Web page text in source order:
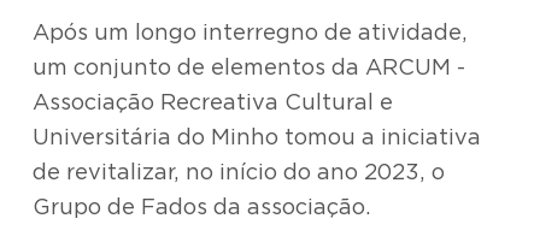
Após um longo interregno de atividade,
um conjunto de elementos da ARCUM -
Associação Recreativa Cultural e
Universitária do Minho tomou a iniciativa
de revitalizar, no início do ano 2023, o
Grupo de Fados da associação.